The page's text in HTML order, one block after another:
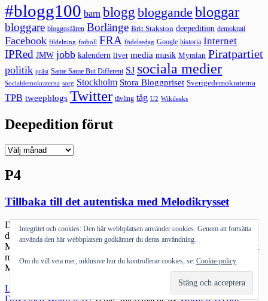
#blogg100 barn blogg bloggande bloggar
bloggare bloggosfären Borlänge Brit Stakston deepedition demokrati
Facebook fildelning fotboll FRA födelsedag Google historia Internet
IPRed JMW jobb kalendern livet media musik Mymlan Piratpartiet
politik präst Same Same But Different SJ sociala medier
Socialdemokraterna sorg Stockholm Stora Bloggpriset Sverigedemokraterna
TPB tweepblogs Twitter tävling tåg U2 Wikileaks
Deepedition förut
Deepedition
P4
Tillbaka till det autentiska med Melodikrysset
Det här med Melodikrysset. Själv har jag aldrig reflekterat över att
det uppenbarligen är rätt många i min ålder som börjat att lösa
Melodikrysset. Om det beror på att vi börjar bli medelålders eller att
man alltid gjort det vet jag inte. På nåt sätt har jag alltid upplevt
Melodikrysset (och Ring så spelar vi) […]
Läs mer
till
Drivs med WordPress |Tema: Intergalactic avWordPress.com.
Integritet och cookies: Den här webbplatsen använder cookies. Genom att fortsätta
använda den här webbplatsen godkänner du deras användning.
Om du vill veta mer, inklusive hur du kontrollerar cookies, se: Cookie-policy